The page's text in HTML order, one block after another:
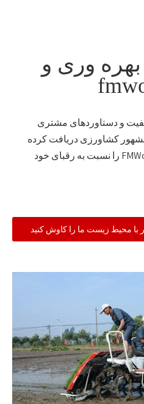
وری و
و دستاوردهای مشتری
کشاورزی دریافت کرده
FMWorld را نسبت به رقبای خود
با محیط زیست ما را کاوش کنید